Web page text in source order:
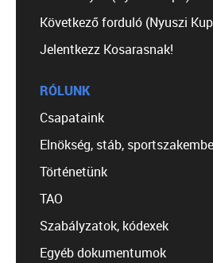
Következő forduló (Nyuszi
Jelentkezz Kosarasnak!
RÓLUNK
Csapataink
Elnökség, stáb,
Történetünk
TAO
Szabályzatok, kódexek
Egyéb dokumentumok